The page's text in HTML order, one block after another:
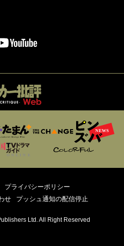
プライバシーポリシー
せ プッシュ通知の配信停止
Ltd. All Right Reserved